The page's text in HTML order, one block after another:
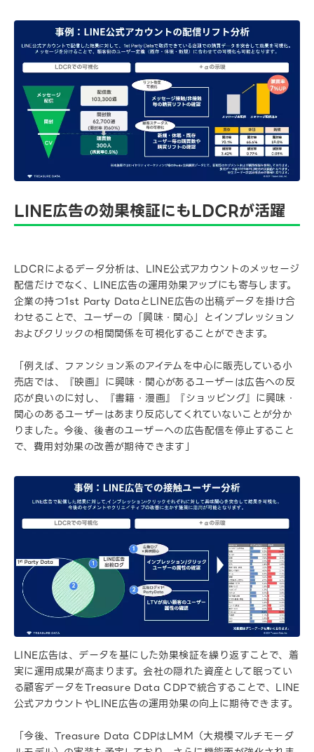
LINE広告の効果検証にもLDCRが活躍
LDCRによるデータ分析は、LINE公式アカウントのメッセージ
配信だけでなく、LINE広告の運用効果アップにも寄与します。
企業の持つ1st Party DataとLINE広告の出稿データを掛け合
わせることで、ユーザーの「興味・関心」とインプレッション
およびクリックの相関関係を可視化することができます。
「例えば、ファンション系のアイテムを中心に販売している小
売店では、『映画』に興味・関心があるユーザーは広告への反
応が良いのに対し、『書籍・漫画』『ショッピング』に興味・
関心のあるユーザーはあまり反応してくれていないことが分か
りました。今後、後者のユーザーへの広告配信を停止すること
で、費用対効果の改善が期待できます」
LINE広告は、データを基にした効果検証を繰り返すことで、着
実に運用成果が高まります。会社の隠れた資産として眠ってい
る顧客データをTreasure Data CDPで統合することで、LINE
公式アカウントやLINE広告の運用効果の向上に期待できます。
「今後、Treasure Data CDPはLMM（大規模マルチモーダ